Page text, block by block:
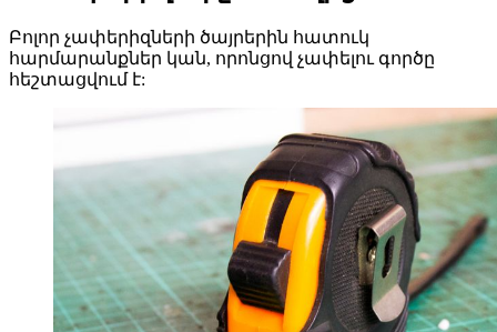
Բոլոր չափերիզների ծայրերին հատուկ
հարմարանքներ կան, որոնցով չափելու գործը
հեշտացվում է: